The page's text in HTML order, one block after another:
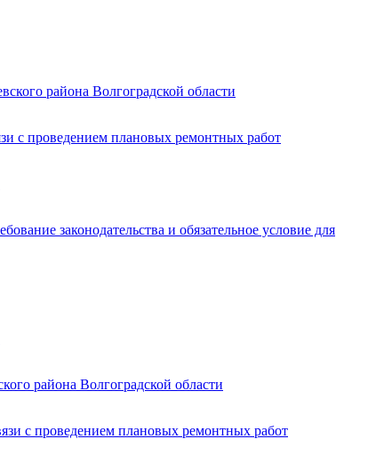
района Волгоградской области
с проведением плановых ремонтных работ
законодательства и обязательное условие для
района Волгоградской области
с проведением плановых ремонтных работ